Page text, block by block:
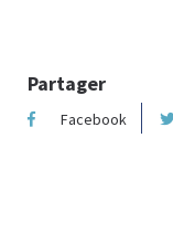
Partager
Facebook